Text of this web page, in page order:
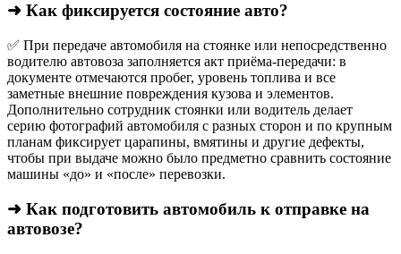
➜ Как фиксируется состояние авто?
✅ При передаче автомобиля на стоянке или непосредственно
водителю автовоза заполняется акт приёма-передачи: в
документе отмечаются пробег, уровень топлива и все
заметные внешние повреждения кузова и элементов.
Дополнительно сотрудник стоянки или водитель делает
серию фотографий автомобиля с разных сторон и по крупным
планам фиксирует царапины, вмятины и другие дефекты,
чтобы при выдаче можно было предметно сравнить состояние
машины «до» и «после» перевозки.
➜ Как подготовить автомобиль к отправке на
автовозе?